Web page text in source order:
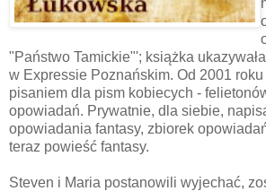
"Państwo Tamickie"'; książka
w Expressie Poznańskim. Od 2001
pisaniem dla pism kobiecych -
opowiadań. Prywatnie, dla siebie,
opowiadania fantasy, zbiorek
teraz powieść fantasy.
Steven i Maria postanowili wyjechać,